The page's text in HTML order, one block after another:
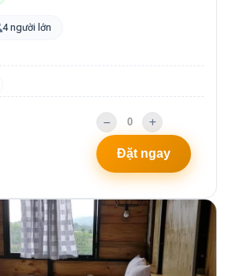
4 người lớn
Đặt ngay